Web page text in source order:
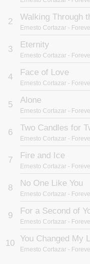
2 Walking Through
Ernesto Cortazar -
3 Eternity
Ernesto Cortazar -
4 Face of Love
Ernesto Cortazar -
5 Alone
Ernesto Cortazar -
6 Two Candles for
Ernesto Cortazar -
7 Fire and Ice
Ernesto Cortazar -
8 No One Like You
Ernesto Cortazar -
9 For a Second of
Ernesto Cortazar -
10 You Changed My
Ernesto Cortazar -